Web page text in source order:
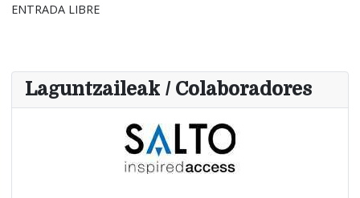
ENTRADA LIBRE
Laguntzaileak / Colaboradores